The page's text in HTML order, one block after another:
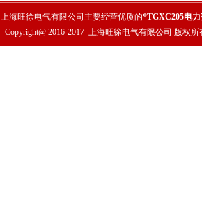
上海旺徐电气有限公司主要经营优质的*TGXC205电
Copyright@ 2016-2017 上海旺徐电气有限公司 版权